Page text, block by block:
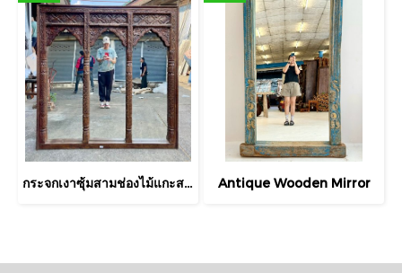
กระจกเงาซุ้มสามช่องไม้แกะสลักสีน้ำตาลเข้ม Antique Wooden Mirror